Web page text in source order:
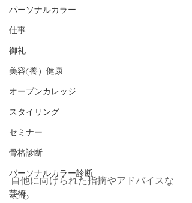
パーソナルカラー
仕事
御礼
美容(養）健康
オープンカレッジ
スタイリング
セミナー
骨格診断
パーソナルカラー診断
芸術
自他に向けられた指摘やアドバイスな
ども